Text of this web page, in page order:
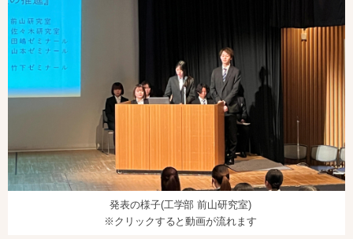
発表の様子(工学部 前山研究室)
※クリックすると動画が流れます